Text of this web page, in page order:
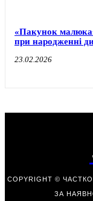
«Пакунок
при народженні
23.02.2026
COPYRIGHT ©
ЗА